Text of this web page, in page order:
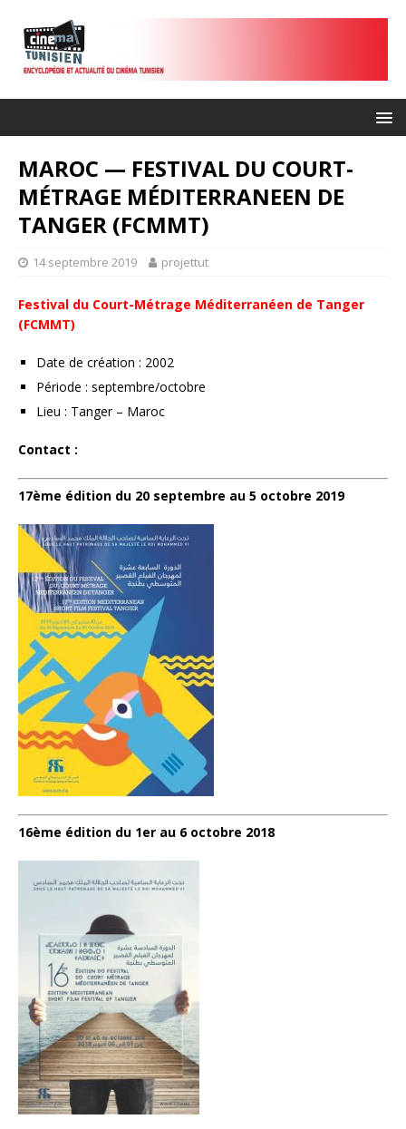
MAROC — FESTIVAL DU COURT-
MÉTRAGE MÉDITERRANEEN DE
TANGER (FCMMT)
14 septembre 2019 projettut
Festival du Court-Métrage Méditerranéen de Tanger
(FCMMT)
Date de création : 2002
Période : septembre/octobre
Lieu : Tanger – Maroc
Contact :
17ème édition du 20 septembre au 5 octobre 2019
16ème édition du 1er au 6 octobre 2018